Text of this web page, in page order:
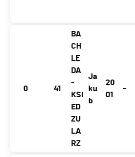
0 41
BA
CH
LE
DA
-
KSI
ED
ZU
LA
RZ
Ja
ku
b
20
01
-